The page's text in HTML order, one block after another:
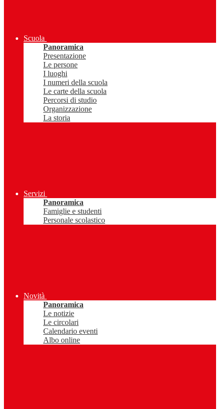
Scuola
Panoramica
Presentazione
Le persone
I luoghi
I numeri della scuola
Le carte della scuola
Percorsi di studio
Organizzazione
La storia
Servizi
Panoramica
Famiglie e studenti
Personale scolastico
Novità
Panoramica
Le notizie
Le circolari
Calendario eventi
Albo online